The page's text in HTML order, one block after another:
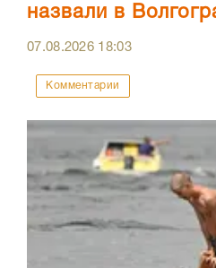
назвали в
07.08.2026 18:03
Комментарии